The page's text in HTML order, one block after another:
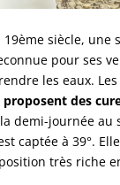
siècle, une
pour ses
les eaux.
des
demi-journée
captée à 39°.
très riche